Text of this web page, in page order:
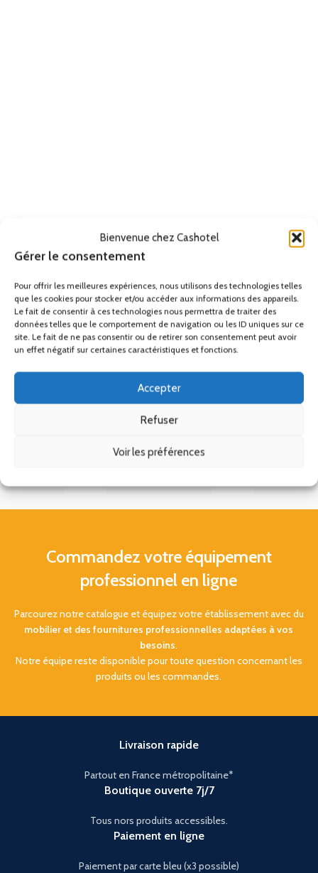
Bienvenue chez Cashotel
Gérer le consentement
Pour offrir les meilleures expériences, nous utilisons des technologies telles
que les cookies pour stocker et/ou accéder aux informations des appareils.
Le fait de consentir à ces technologies nous permettra de traiter des
données telles que le comportement de navigation ou les ID uniques sur ce
site. Le fait de ne pas consentir ou de retirer son consentement peut avoir
un effet négatif sur certaines caractéristiques et fonctions.
Accepter
Refuser
Voir les préférences
Commandez votre équipement
professionnel en ligne
Parcourez notre catalogue et équipez votre établissement avec du
mobilier et des fournitures professionnelles adaptées à vos
besoins.
Notre équipe reste disponible pour toute question concernant les
produits ou les commandes.
Livraison rapide
Partout en France métropolitaine*
Boutique ouverte 7j/7
Tous nors produits accessibles.
Paiement en ligne
Paiement par carte bleu (x3 possible)